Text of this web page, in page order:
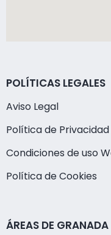
POLÍTICAS LEGALES
Aviso Legal
Política de Privacidad
Condiciones de uso
Política de Cookies
ÁREAS DE GRANADA